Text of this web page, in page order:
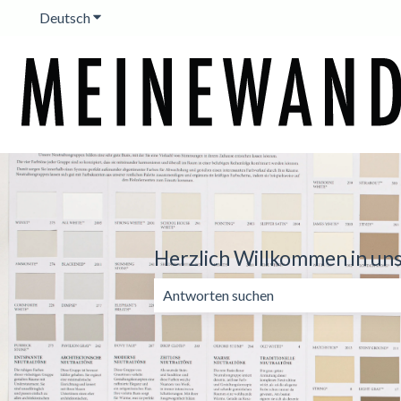
DeutschUntermenü für Übersetzungen anzeigen
Herzlich Willkommen in
Es gibt keine Vorschläge, da das